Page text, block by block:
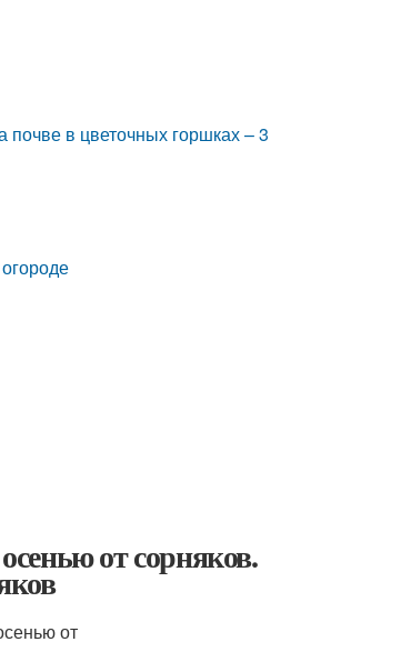
почве в цветочных горшках – 3
от сорняков.